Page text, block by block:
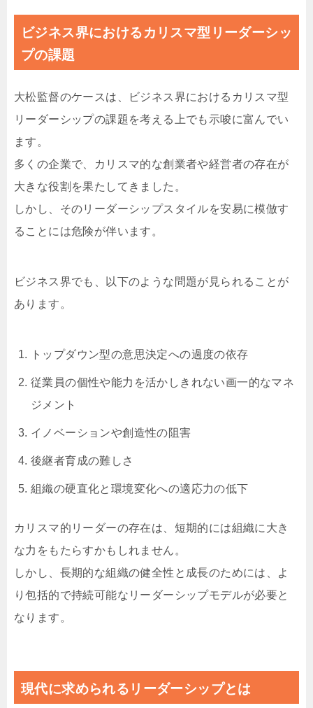
ビジネス界におけるカリスマ型リーダーシッ
プの課題
大松監督のケースは、ビジネス界におけるカリスマ型
リーダーシップの課題を考える上でも示唆に富んでい
ます。
多くの企業で、カリスマ的な創業者や経営者の存在が
大きな役割を果たしてきました。
しかし、そのリーダーシップスタイルを安易に模倣す
ることには危険が伴います。
ビジネス界でも、以下のような問題が見られることが
あります。
トップダウン型の意思決定への過度の依存
従業員の個性や能力を活かしきれない画一的なマネ
ジメント
イノベーションや創造性の阻害
後継者育成の難しさ
組織の硬直化と環境変化への適応力の低下
カリスマ的リーダーの存在は、短期的には組織に大き
な力をもたらすかもしれません。
しかし、長期的な組織の健全性と成長のためには、よ
り包括的で持続可能なリーダーシップモデルが必要と
なります。
現代に求められるリーダーシップとは